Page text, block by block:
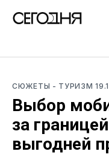
СЮЖЕТЫ - ТУРИЗМ
Выбор
за
выгодней